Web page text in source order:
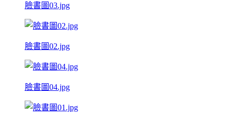
臉書圖03.jpg
臉書圖02.jpg
臉書圖04.jpg